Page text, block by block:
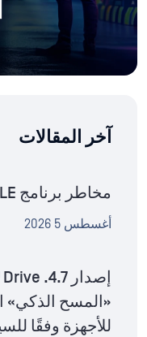
آخر المقالات
مخاطر برنامج IntelligentFILE
أغسطس 5 2026
«المسح الذكي»
للأجهزة وفقًا